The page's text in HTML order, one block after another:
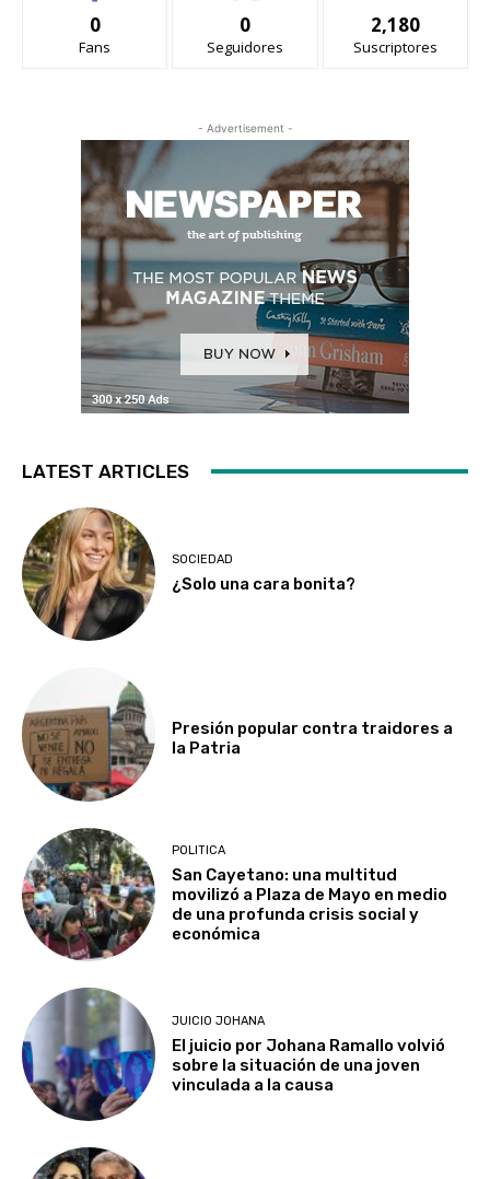
0
Fans
0
Seguidores
2,180
Suscriptores
- Advertisement -
LATEST ARTICLES
SOCIEDAD
¿Solo una cara bonita?
Presión popular contra traidores a
la Patria
POLITICA
San Cayetano: una multitud
movilizó a Plaza de Mayo en medio
de una profunda crisis social y
económica
JUICIO JOHANA
El juicio por Johana Ramallo volvió
sobre la situación de una joven
vinculada a la causa